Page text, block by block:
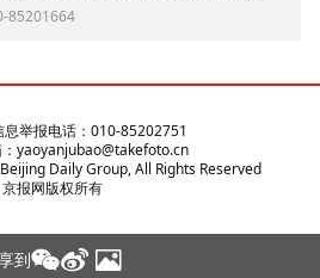
85201664
到
息举报电话：010-85202751
：yaoyanjubao@takefoto.cn
Daily Group, All Rights Reserved
京报网版权所有